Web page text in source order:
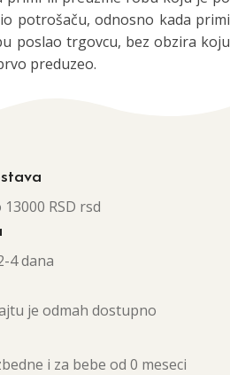
potrošaču, odnosno kada primi
poslao trgovcu, bez obzira koju
preduzeo.
RSD rsd
4 dana
je odmah dostupno
i za bebe od 0 meseci